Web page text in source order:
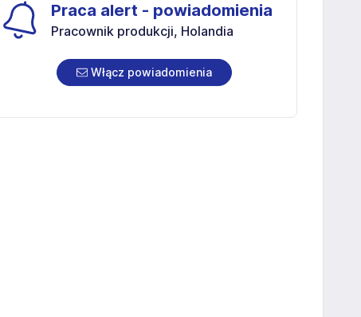
Praca alert - powiadomienia
Pracownik produkcji, Holandia
Włącz powiadomienia